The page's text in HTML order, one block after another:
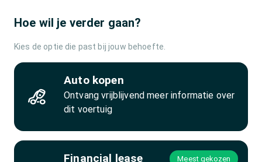
Hoe wil je verder gaan?
Kies de optie die past bij jouw behoefte.
Auto kopen
Ontvang vrijblijvend meer informatie over
dit voertuig
Financial lease Meest gekozen